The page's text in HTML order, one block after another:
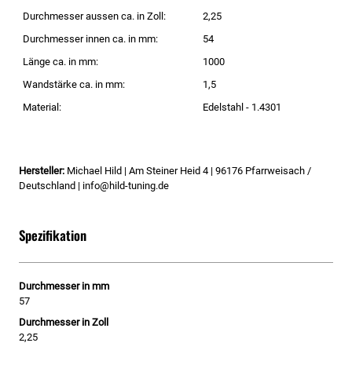
Durchmesser aussen ca. in Zoll:
2,25
Durchmesser innen ca. in mm:
54
Länge ca. in mm:
1000
Wandstärke ca. in mm:
1,5
Material:
Edelstahl - 1.4301
Hersteller: Michael Hild | Am Steiner Heid 4 | 96176 Pfarrweisach /
Deutschland | info@hild-tuning.de
Spezifikation
Durchmesser in mm
57
Durchmesser in Zoll
2,25